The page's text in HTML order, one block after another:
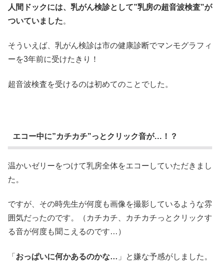
人間ドックには、乳がん検診として”乳房の超音波検査”が
ついていました。
そういえば、乳がん検診は市の健康診断でマンモグラフィ
ーを3年前に受けたきり！
超音波検査を受けるのは初めてのことでした。
エコー中に”カチカチ”っとクリック音が…！？
温かいゼリーをつけて乳房全体をエコーしていただきまし
た。
ですが、その時先生が何度も画像を撮影しているような雰
囲気だったのです。（カチカチ、カチカチっとクリックす
る音が何度も聞こえるのです…）
「 おっぱいに何かあるのかな… 」と嫌な予感がしました。